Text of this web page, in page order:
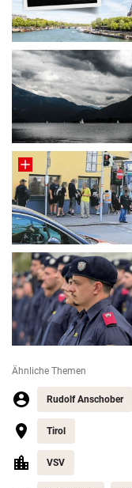
Ähnliche Themen
Rudolf Anschober
Tirol
VSV